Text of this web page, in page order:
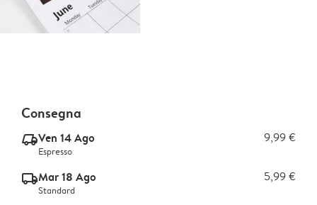
Consegna
delivery_express_v2Ven 14 Ago 9,99 €
Espresso
delivery_standard_v2Mar 18 Ago 5,99 €
Standard